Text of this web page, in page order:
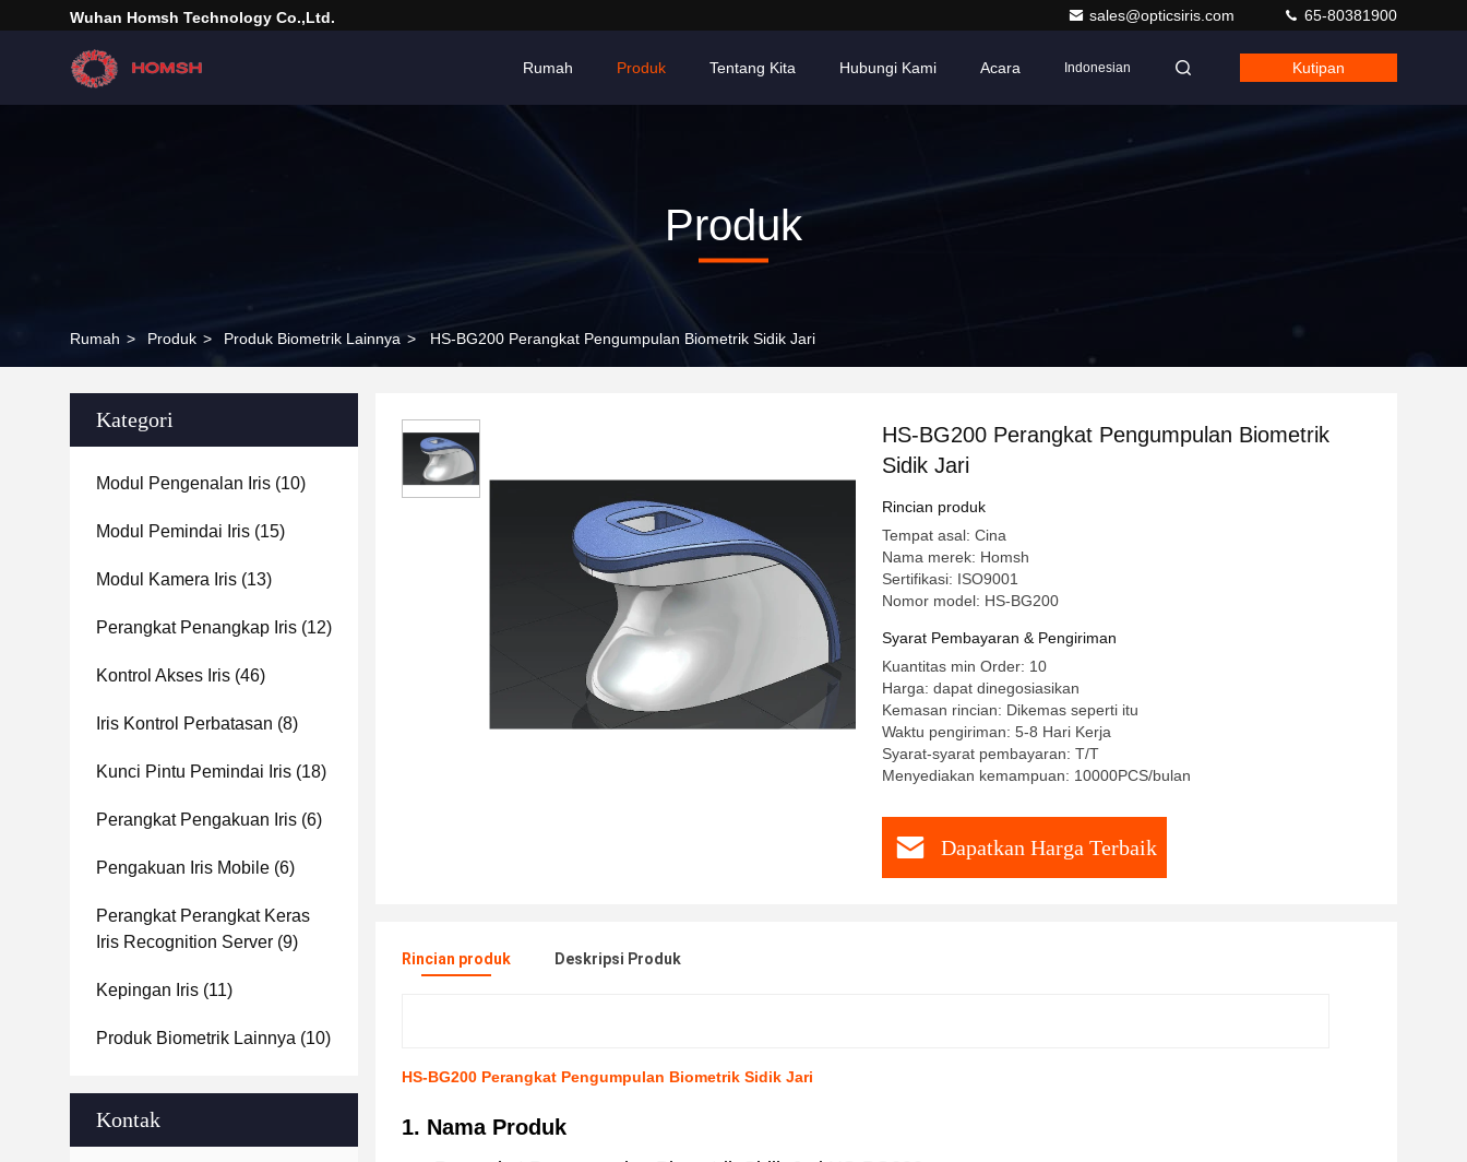
Wuhan Homsh Technology Co.,Ltd. sales@opticsiris.com 65-80381900
Rumah Produk Tentang Kita Hubungi Kami Acara Indonesian Kutipan
Produk
Rumah > Produk > Produk Biometrik Lainnya > HS-BG200 Perangkat Pengumpulan Biometrik Sidik Jari
Kategori
Modul Pengenalan Iris (10)
Modul Pemindai Iris (15)
Modul Kamera Iris (13)
Perangkat Penangkap Iris (12)
Kontrol Akses Iris (46)
Iris Kontrol Perbatasan (8)
Kunci Pintu Pemindai Iris (18)
Perangkat Pengakuan Iris (6)
Pengakuan Iris Mobile (6)
Perangkat Perangkat Keras
Iris Recognition Server (9)
Kepingan Iris (11)
Produk Biometrik Lainnya (10)
Kontak
HS-BG200 Perangkat Pengumpulan Biometrik
Sidik Jari
Rincian produk
Tempat asal: Cina
Nama merek: Homsh
Sertifikasi: ISO9001
Nomor model: HS-BG200
Syarat Pembayaran & Pengiriman
Kuantitas min Order: 10
Harga: dapat dinegosiasikan
Kemasan rincian: Dikemas seperti itu
Waktu pengiriman: 5-8 Hari Kerja
Syarat-syarat pembayaran: T/T
Menyediakan kemampuan: 10000PCS/bulan
Dapatkan Harga Terbaik
Rincian produk Deskripsi Produk
HS-BG200 Perangkat Pengumpulan Biometrik Sidik Jari
1. Nama Produk